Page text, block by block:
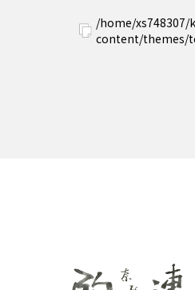
/home/
content/themes/